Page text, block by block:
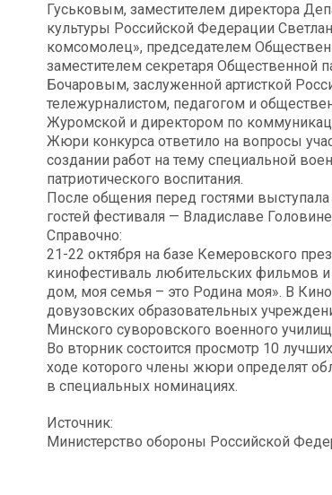
Гуськовым, заместителем директора
культуры Российской Федерации
комсомолец», председателем
заместителем секретаря Общественной
Бочаровым, заслуженной артисткой
тележурналистом, педагогом и
Журомской и директором по
Жюри конкурса ответило на вопросы
создании работ на тему специальной
патриотического воспитания.
После общения перед гостями
гостей фестиваля — Владиславе
Справочно:
21-22 октября на базе Кемеровского
кинофестиваль любительских фильмов
дом, моя семья – это Родина моя». В
довузовских образовательных
Минского суворовского военного
Во вторник состоится просмотр 10
ходе которого члены жюри определят
в специальных номинациях.
Источник:
Министерство обороны Российской